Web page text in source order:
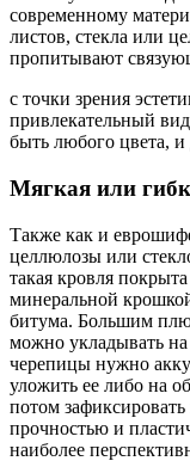
современному
листов, стекла или
пропитывают
с точки зрения
привлекательный
быть любого цвета,
Мягкая или
Также как и
целлюлозы или
такая кровля
минеральной
битума. Большим
можно укладывать
черепицы нужно
уложить ее либо на
потом
прочностью и
наиболее